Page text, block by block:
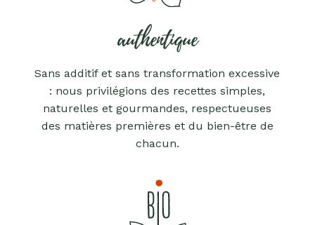
authentique
Sans additif et sans transformation excessive
: nous privilégions des recettes simples,
naturelles et gourmandes, respectueuses
des matières premières et du bien-être de
chacun.